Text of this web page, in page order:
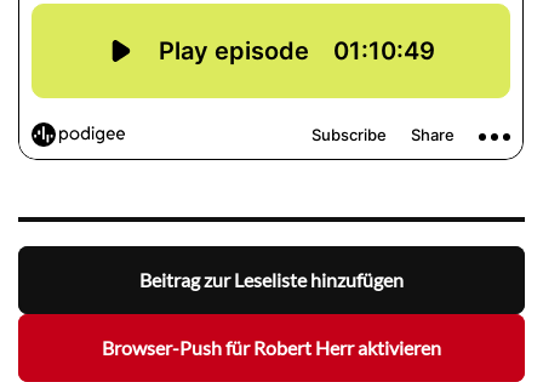
Beitrag zur Leseliste hinzufügen
Browser-Push für Robert Herr aktivieren